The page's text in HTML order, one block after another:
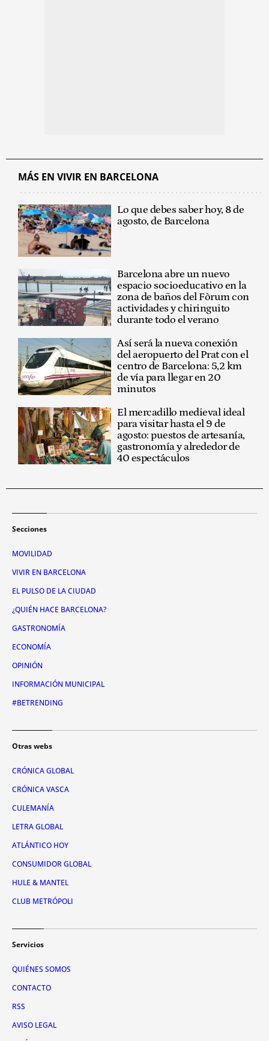
MÁS EN VIVIR EN BARCELONA
Lo que debes saber hoy, 8 de
agosto, de Barcelona
Barcelona abre un nuevo
espacio socioeducativo en la
zona de baños del Fòrum con
actividades y chiringuito
durante todo el verano
Así será la nueva conexión
del aeropuerto del Prat con el
centro de Barcelona: 5,2 km
de vía para llegar en 20
minutos
El mercadillo medieval ideal
para visitar hasta el 9 de
agosto: puestos de artesanía,
gastronomía y alrededor de
40 espectáculos
Secciones
MOVILIDAD
VIVIR EN BARCELONA
EL PULSO DE LA CIUDAD
¿QUIÉN HACE BARCELONA?
GASTRONOMÍA
ECONOMÍA
OPINIÓN
INFORMACIÓN MUNICIPAL
#BETRENDING
Otras webs
CRÓNICA GLOBAL
CRÓNICA VASCA
CULEMANÍA
LETRA GLOBAL
ATLÁNTICO HOY
CONSUMIDOR GLOBAL
HULE & MANTEL
CLUB METRÓPOLI
Servicios
QUIÉNES SOMOS
CONTACTO
RSS
AVISO LEGAL